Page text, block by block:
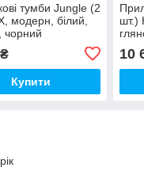
тумби Jungle (2
модерн, білий,
чорний
Купити
шт.)
10